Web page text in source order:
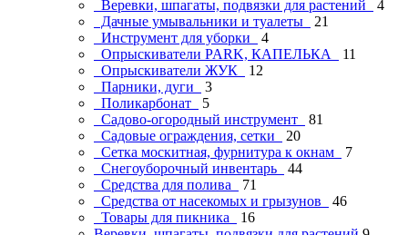
Веревки, шпагаты, подвязки для растений
4
Дачные умывальники и туалеты
21
Инструмент для уборки
4
Опрыскиватели PARK, КАПЕЛЬКА
11
Опрыскиватели ЖУК
12
Парники, дуги
3
Поликарбонат
5
Садово-огородный инструмент
81
Садовые ограждения, сетки
20
Сетка москитная, фурнитура к окнам
7
Снегоуборочный инвентарь
44
Средства для полива
71
Средства от насекомых и грызунов
46
Товары для пикника
16